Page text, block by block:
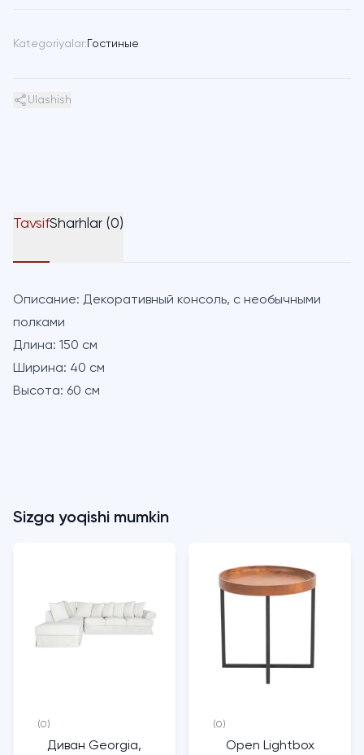
Kategoriyalar: Гостиные
Ulashish
TavsifSharhlar (0)
Описание: Декоративный консоль, с необычными
полками
Длина: 150 см
Ширина: 40 см
Высота: 60 см
Sizga yoqishi mumkin
(0)
Диван Georgia,
(0)
Open Lightbox